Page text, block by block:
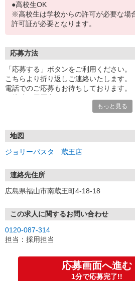
●高校生OK
※高校生は学校からの許可が必要な場
許可証が必要となります。
応募方法
「応募する」ボタンをご利用ください。
こちらより折り返しご連絡いたします。
電話でのご応募もお待ちしております。
もっと見る
地図
ジョリーパスタ 蔵王店
連絡先住所
広島県福山市南蔵王町4-18-18
この求人に関するお問い合わせ
0120-087-314
担当：採用担当
応募画面へ進む
1分で応募完了!!